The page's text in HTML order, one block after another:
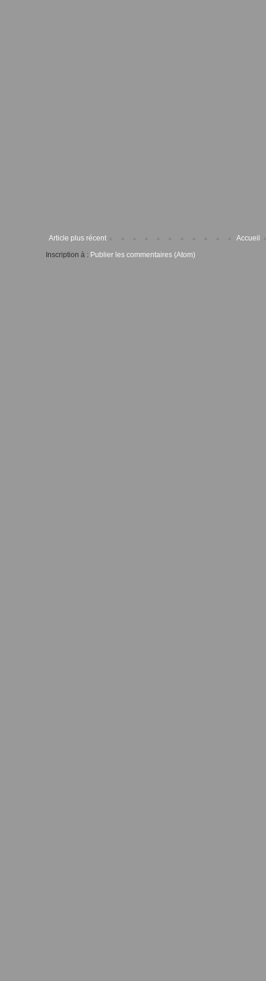
Article plus récent
Accueil
Inscription à : Publier les commentaires (Atom)